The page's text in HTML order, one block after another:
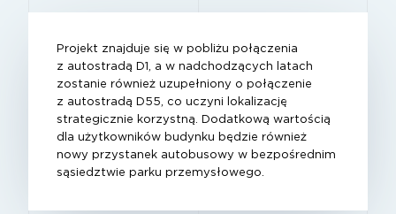
Projekt znajduje się w pobliżu połączenia
z autostradą D1, a w nadchodzących latach
zostanie również uzupełniony o połączenie
z autostradą D55, co uczyni lokalizację
strategicznie korzystną. Dodatkową wartością
dla użytkowników budynku będzie również
nowy przystanek autobusowy w bezpośrednim
sąsiedztwie parku przemysłowego.